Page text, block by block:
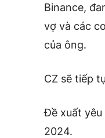
Binance,
vợ và các
của ông.
CZ sẽ tiếp
Đề xuất yêu
2024.